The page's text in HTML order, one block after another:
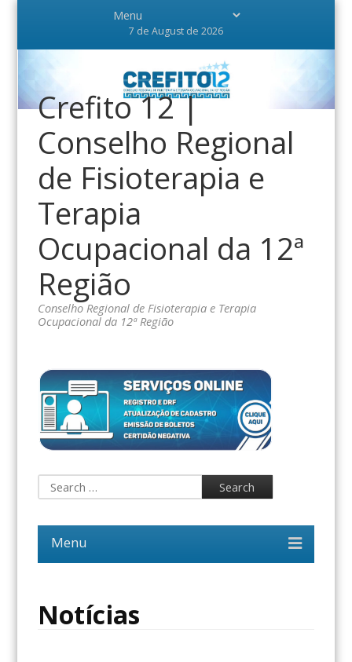
7 de August de 2026
Crefito 12 |
Conselho Regional
de Fisioterapia e
Terapia
Ocupacional da 12ª
Região
Conselho Regional de Fisioterapia e Terapia
Ocupacional da 12ª Região
Notícias